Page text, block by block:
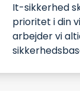
It-sikkerhed
prioritet i din
arbejder vi